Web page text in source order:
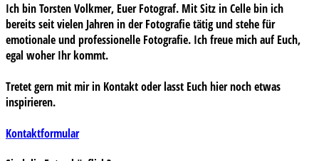
Ich bin Torsten Volkmer, Euer Fotograf. Mit Sitz in Celle bin ich
bereits seit vielen Jahren in der Fotografie tätig und stehe für
emotionale und professionelle Fotografie. Ich freue mich auf Euch,
egal woher Ihr kommt.
Tretet gern mit mir in Kontakt oder lasst Euch hier noch etwas
inspirieren.
Kontaktformular